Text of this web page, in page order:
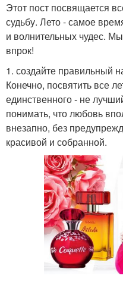
Этот пост посвящается
судьбу. Лето - самое
и волнительных чудес.
впрок!
1. создайте правильный
Конечно, посвятить все
единственного - не
понимать, что любовь
внезапно, без
красивой и собранной.